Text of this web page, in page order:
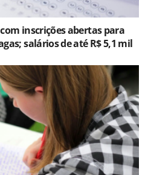
inscrições abertas para
salários de até R$ 5,1 mil